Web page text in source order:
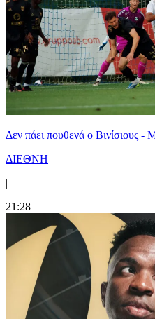
Δεν πάει πουθενά ο Βινίσιους -
ΔΙΕΘΝΗ
|
21:28